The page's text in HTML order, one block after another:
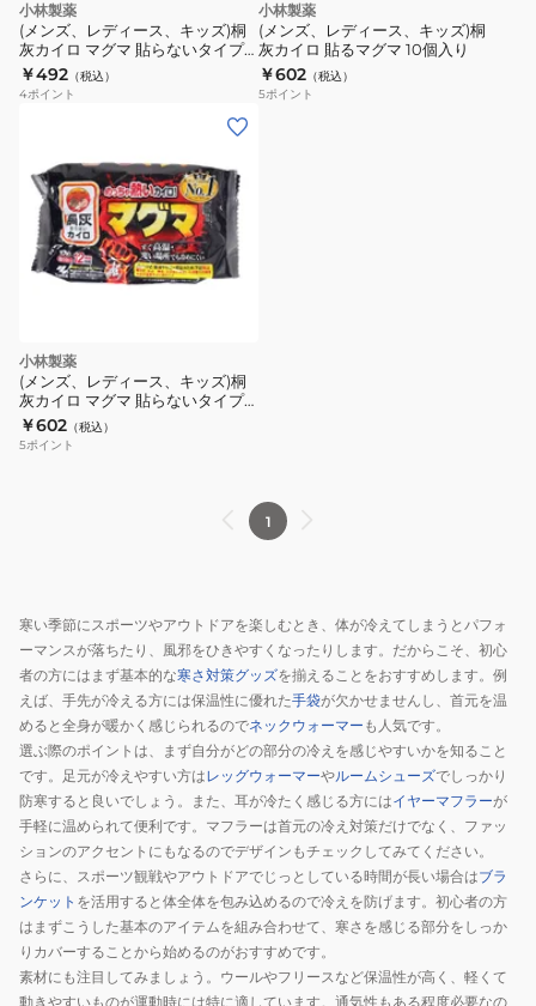
小林製薬
(メンズ、レディース、キッズ)桐
灰カイロ マグマ 貼らないタイプ
ミニ 10個入り
￥492 （税込）
4ポイント
小林製薬
(メンズ、レディース、キッズ)桐
灰カイロ 貼るマグマ 10個入り
￥602 （税込）
5ポイント
小林製薬
(メンズ、レディース、キッズ)桐
灰カイロ マグマ 貼らないタイプ
10個入り
￥602 （税込）
5ポイント
1
寒い季節にスポーツやアウトドアを楽しむとき、体が冷えてしまうとパフォ
ーマンスが落ちたり、風邪をひきやすくなったりします。だからこそ、初心
者の方にはまず基本的な寒さ対策グッズを揃えることをおすすめします。例
えば、手先が冷える方には保温性に優れた手袋が欠かせませんし、首元を温
めると全身が暖かく感じられるのでネックウォーマー も人気です。
選ぶ際のポイントは、まず自分がどの部分の冷えを感じやすいかを知ること
です。足元が冷えやすい方はレッグウォーマーやルームシューズでしっかり
防寒すると良いでしょう。また、耳が冷たく感じる方にはイヤーマフラーが
手軽に温められて便利です。マフラーは首元の冷え対策だけでなく、ファッ
ションのアクセントにもなるのでデザインもチェックしてみてください。
さらに、スポーツ観戦やアウトドアでじっとしている時間が長い場合はブラ
ンケット を活用すると体全体を包み込めるので冷えを防げます。初心者の方
はまずこうした基本のアイテムを組み合わせて、寒さを感じる部分をしっか
りカバーすることから始めるのがおすすめです。
素材にも注目してみましょう。ウールやフリースなど保温性が高く、軽くて
動きやすいものが運動時には特に適しています。通気性もある程度必要なの